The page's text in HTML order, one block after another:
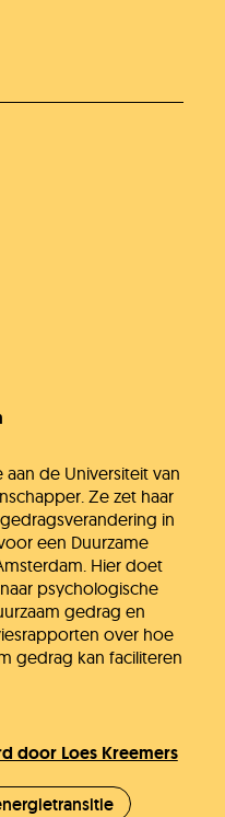
de Universiteit van
Ze zet haar
in
een Duurzame
Hier doet
psychologische
gedrag en
over hoe
gedrag kan faciliteren
door Loes Kreemers